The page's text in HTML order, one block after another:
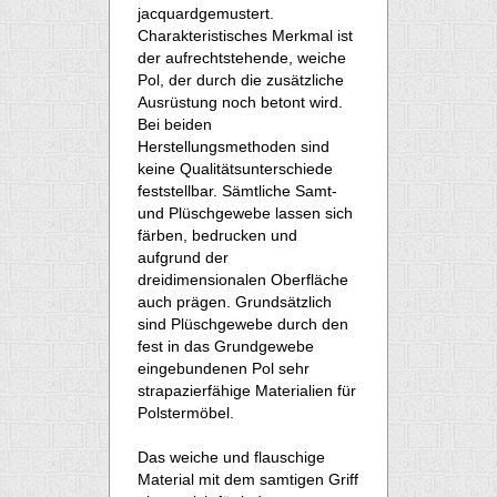
jacquardgemustert.
Charakteristisches Merkmal ist
der aufrechtstehende, weiche
Pol, der durch die zusätzliche
Ausrüstung noch betont wird.
Bei beiden
Herstellungsmethoden sind
keine Qualitätsunterschiede
feststellbar. Sämtliche Samt-
und Plüschgewebe lassen sich
färben, bedrucken und
aufgrund der
dreidimensionalen Oberfläche
auch prägen. Grundsätzlich
sind Plüschgewebe durch den
fest in das Grundgewebe
eingebundenen Pol sehr
strapazierfähige Materialien für
Polstermöbel.
Das weiche und flauschige
Material mit dem samtigen Griff